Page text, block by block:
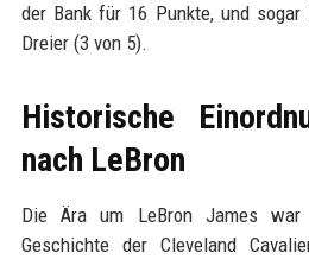
der Bank für 16 Punkte, und
Dreier (3 von 5).
Historische
nach LeBron
Die Ära um LeBron James
Geschichte der Cleveland